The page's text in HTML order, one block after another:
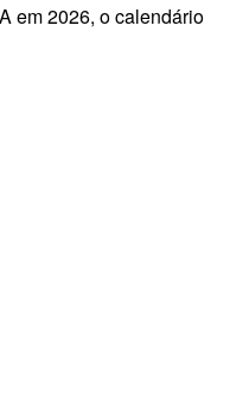
em 2026, o calendário